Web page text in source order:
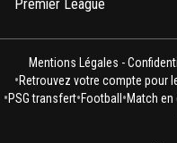
Premier League
Mentions Légales -
•Retrouvez votre compte pour
•PSG transfert•Football •Match